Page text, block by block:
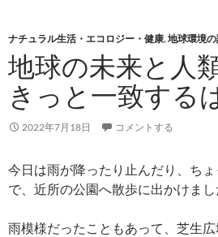
ナチュラル生活・エコロジー・健康,地球環境
地球の未来と人
きっと一致する
2022年7月18日 コメントする
今日は雨が降ったり止んだり、ち
で、近所の公園へ散歩に出かけまし
雨模様だったこともあって、芝生